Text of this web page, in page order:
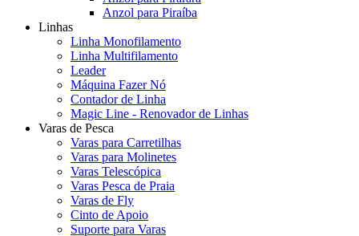
Anzol para Piraíba
Linhas
Linha Monofilamento
Linha Multifilamento
Leader
Máquina Fazer Nó
Contador de Linha
Magic Line - Renovador de Linhas
Varas de Pesca
Varas para Carretilhas
Varas para Molinetes
Varas Telescópica
Varas Pesca de Praia
Varas de Fly
Cinto de Apoio
Suporte para Varas